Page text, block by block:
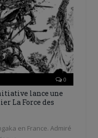
0
lance une
La Force des
en France. Admiré